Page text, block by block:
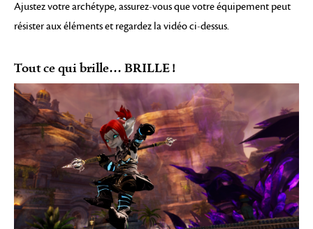
Ajustez votre archétype, assurez-vous que votre équipement peut
résister aux éléments et regardez la vidéo ci-dessus.
Tout ce qui brille… BRILLE !